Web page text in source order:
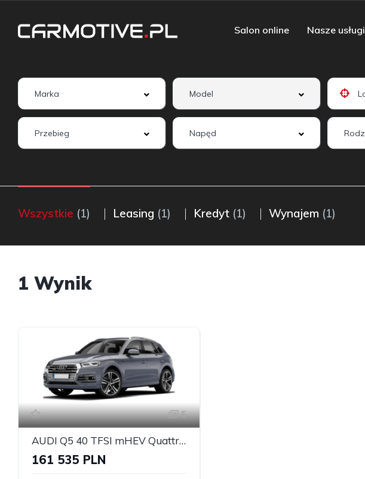
Salon online Nasze usługi
Wszystkie (1) Leasing (1) Kredyt (1) Wynajem (1)
1 Wynik
5
AUDI Q5 40 TFSI mHEV Quattro S Line S tronic
161 535 PLN